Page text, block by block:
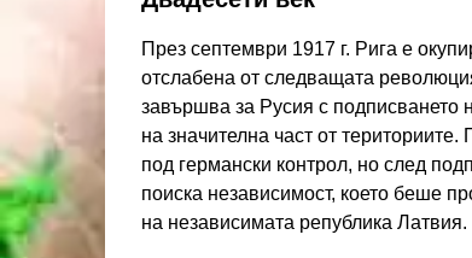
През септември 1917 г. Рига е
отслабена от следващата
завършва за Русия с подписването
на значителна част от
под германски контрол, но след
поиска независимост, което беше
на независимата република Латвия.